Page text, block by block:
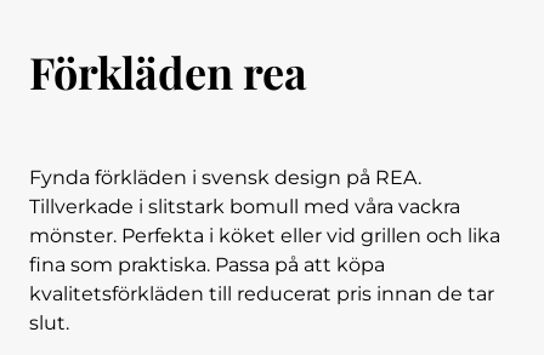
Förkläden rea
Fynda förkläden i svensk design på REA.
Tillverkade i slitstark bomull med våra vackra
mönster. Perfekta i köket eller vid grillen och lika
fina som praktiska. Passa på att köpa
kvalitetsförkläden till reducerat pris innan de tar
slut.